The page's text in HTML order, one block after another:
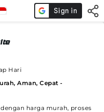
Hari
Aman, Cepat -
harga murah, proses